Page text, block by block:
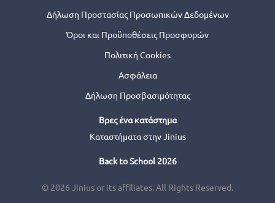
Δήλωση Προστασίας Προσωπικών Δεδομένων
Όροι και Προϋποθέσεις Προσφορών
Πολιτική Cookies
Ασφάλεια
Δήλωση Προσβασιμότητας
Βρες ένα κατάστημα
Καταστήματα στην Jinius
Back to School 2026
© 2026 Jinius or its affiliates. All Rights Reserved.